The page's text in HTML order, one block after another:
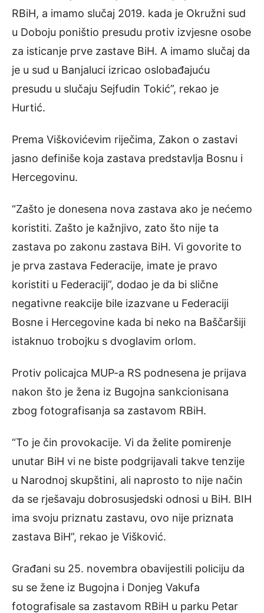
RBiH, a imamo slučaj 2019. kada je Okružni sud
u Doboju poništio presudu protiv izvjesne osobe
za isticanje prve zastave BiH. A imamo slučaj da
je u sud u Banjaluci izricao oslobađajuću
presudu u slučaju Sejfudin Tokić”, rekao je
Hurtić.
Prema Viškovićevim riječima, Zakon o zastavi
jasno definiše koja zastava predstavlja Bosnu i
Hercegovinu.
“Zašto je donesena nova zastava ako je nećemo
koristiti. Zašto je kažnjivo, zato što nije ta
zastava po zakonu zastava BiH. Vi govorite to
je prva zastava Federacije, imate je pravo
koristiti u Federaciji”, dodao je da bi slične
negativne reakcije bile izazvane u Federaciji
Bosne i Hercegovine kada bi neko na Baščaršiji
istaknuo trobojku s dvoglavim orlom.
Protiv policajca MUP-a RS podnesena je prijava
nakon što je žena iz Bugojna sankcionisana
zbog fotografisanja sa zastavom RBiH.
“To je čin provokacije. Vi da želite pomirenje
unutar BiH vi ne biste podgrijavali takve tenzije
u Narodnoj skupštini, ali naprosto to nije način
da se rješavaju dobrosusjedski odnosi u BiH. BIH
ima svoju priznatu zastavu, ovo nije priznata
zastava BiH”, rekao je Višković.
Građani su 25. novembra obavijestili policiju da
su se žene iz Bugojna i Donjeg Vakufa
fotografisale sa zastavom RBiH u parku Petar